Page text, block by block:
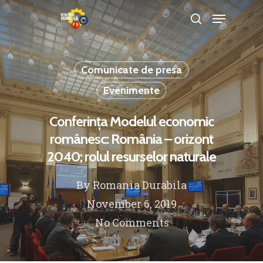
Hit enter to search or ESC to close
Comunicate de presa
Evenimente
Conferința Modelul economic
românesc: România – orizont
2040; rolul resurselor naturale
ByRomania Durabila
November 6, 2019
No Comments